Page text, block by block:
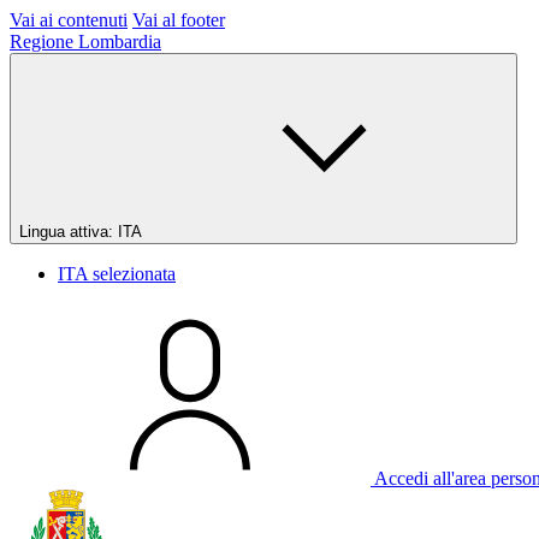
Vai ai contenuti Vai al footer
Regione Lombardia
Lingua attiva: ITA
ITA selezionata
Accedi all'area